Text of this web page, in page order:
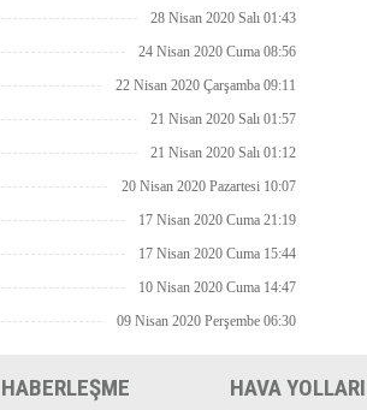
28 Nisan 2020 Salı 01:43
24 Nisan 2020 Cuma 08:56
22 Nisan 2020 Çarşamba 09:11
21 Nisan 2020 Salı 01:57
21 Nisan 2020 Salı 01:12
20 Nisan 2020 Pazartesi 10:07
17 Nisan 2020 Cuma 21:19
17 Nisan 2020 Cuma 15:44
10 Nisan 2020 Cuma 14:47
09 Nisan 2020 Perşembe 06:30
HABERLEŞME HAVA YOLLARI